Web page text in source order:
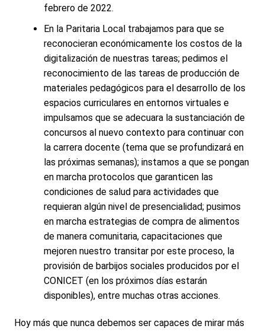
febrero de 2022.
En la Paritaria Local trabajamos para que se
reconocieran económicamente los costos de la
digitalización de nuestras tareas; pedimos el
reconocimiento de las tareas de producción de
materiales pedagógicos para el desarrollo de los
espacios curriculares en entornos virtuales e
impulsamos que se adecuara la sustanciación de
concursos al nuevo contexto para continuar con
la carrera docente (tema que se profundizará en
las próximas semanas); instamos a que se pongan
en marcha protocolos que garanticen las
condiciones de salud para actividades que
requieran algún nivel de presencialidad; pusimos
en marcha estrategias de compra de alimentos
de manera comunitaria, capacitaciones que
mejoren nuestro transitar por este proceso, la
provisión de barbijos sociales producidos por el
CONICET (en los próximos días estarán
disponibles), entre muchas otras acciones.
Hoy más que nunca debemos ser capaces de mirar más